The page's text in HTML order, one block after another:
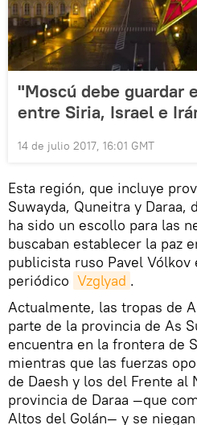
"Moscú debe guardar
entre Siria, Israel e
14 de julio 2017, 16:01 GMT
Esta región, que incluye
Suwayda, Quneitra y Daraa,
ha sido un escollo para las
buscaban establecer la paz
publicista ruso Pavel
periódico Vzglyad .
Actualmente, las tropas de
parte de la provincia de As
encuentra en la frontera de
mientras que las fuerzas
de Daesh y los del Frente al
provincia de Daraa —que
Altos del Golán— y se